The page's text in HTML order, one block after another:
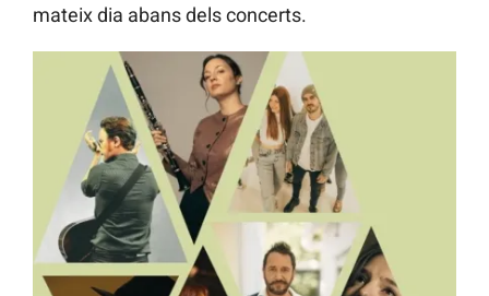
mateix dia abans dels concerts.